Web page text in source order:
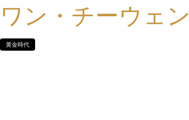
ワン・チーウェン
黄金時代